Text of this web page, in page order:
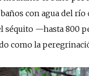
con agua del
séquito —hasta 800
como la